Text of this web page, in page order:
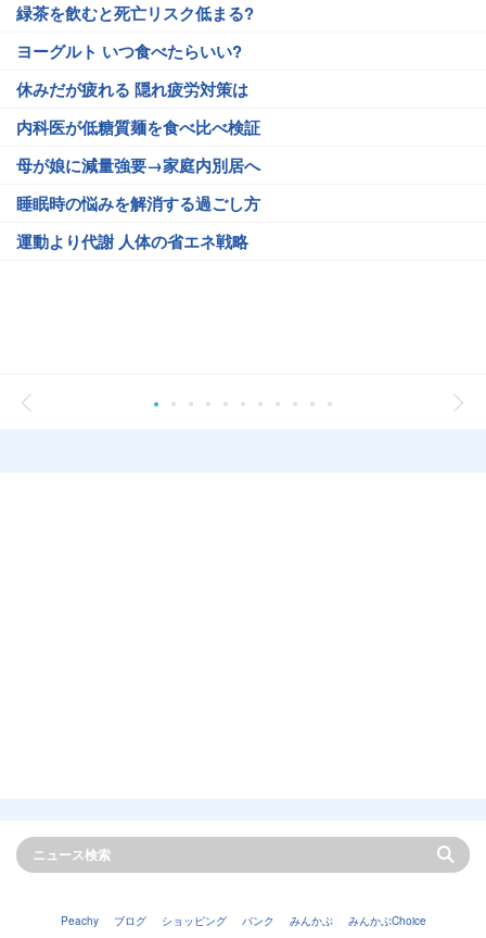
緑茶を飲むと死亡リスク低まる?
ヨーグルト いつ食べたらいい?
休みだが疲れる 隠れ疲労対策は
内科医が低糖質麺を食べ比べ検証
母が娘に減量強要→家庭内別居へ
睡眠時の悩みを解消する過ごし方
運動より代謝 人体の省エネ戦略
Peachy ブログ ショッピング バンク みんかぶ みんかぶChoice